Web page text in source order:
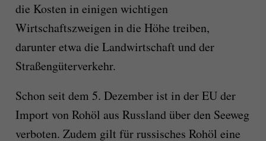
die Kosten in einigen wichtigen
Wirtschaftszweigen in die Höhe treiben,
darunter etwa die Landwirtschaft und der
Straßengüterverkehr.
Schon seit dem 5. Dezember ist in der EU der
Import von Rohöl aus Russland über den Seeweg
verboten. Zudem gilt für russisches Rohöl eine